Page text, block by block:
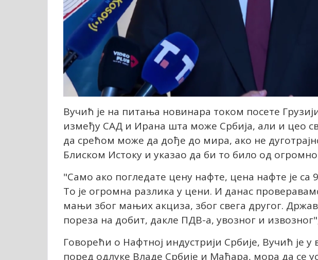
Вучић је на питања новинара током посете
између САД и Ирана шта може Србија, али и цео
да срећом може да дође до мира, ако не
Блиском Истоку и указао да би то било од
"Само ако погледате цену нафте, цена нафте је са
То је огромна разлика у цени. И данас
мањи због мањих акциза, због свега другог.
пореза на добит, дакле ПДВ-а, увозног и
Говорећи о Нафтној индустрији Србије, Вучић је
поред одлуке Владе Србије и Мађара, мора да се